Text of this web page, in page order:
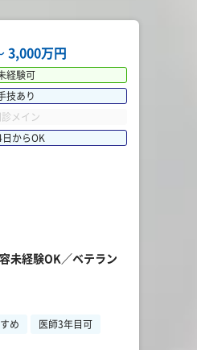
3,000万円
経験可
技あり
メイン
からOK
未経験OK／ベテラン
め
医師3年目可